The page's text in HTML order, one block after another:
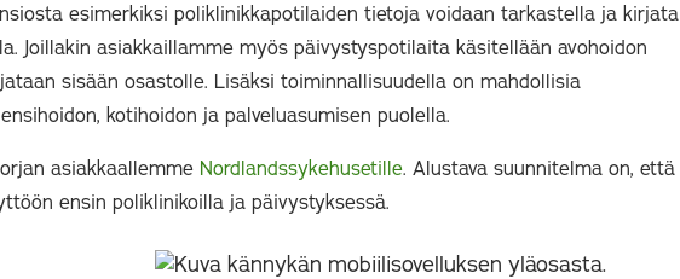
esimerkiksi poliklinikkapotilaiden tietoja voidaan tarkastella ja kirjata
Joillakin asiakkaillamme myös päivystyspotilaita käsitellään avohoidon
sisään osastolle. Lisäksi toiminnallisuudella on mahdollisia
kotihoidon ja palveluasumisen puolella.
asiakkaallemme Nordlandssykehusetille. Alustava suunnitelma on, että
ensin poliklinikoilla ja päivystyksessä.